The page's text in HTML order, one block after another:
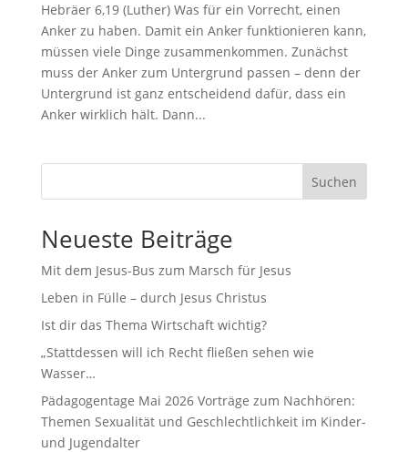
Hebräer 6,19 (Luther) Was für ein Vorrecht, einen
Anker zu haben. Damit ein Anker funktionieren kann,
müssen viele Dinge zusammenkommen. Zunächst
muss der Anker zum Untergrund passen – denn der
Untergrund ist ganz entscheidend dafür, dass ein
Anker wirklich hält. Dann...
Suchen
Neueste Beiträge
Mit dem Jesus-Bus zum Marsch für Jesus
Leben in Fülle – durch Jesus Christus
Ist dir das Thema Wirtschaft wichtig?
„Stattdessen will ich Recht fließen sehen wie
Wasser…
Pädagogentage Mai 2026 Vorträge zum Nachhören:
Themen Sexualität und Geschlechtlichkeit im Kinder-
und Jugendalter